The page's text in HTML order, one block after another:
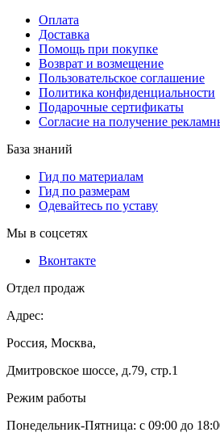
Оплата
Доставка
Помощь при покупке
Возврат и возмещение
Пользовательское соглашение
Политика конфиденциальности
Подарочные сертификаты
Согласие на получение
База знаний
Гид по материалам
Гид по размерам
Одевайтесь по уставу
Мы в соцсетях
Вконтакте
Отдел продаж
Адрес:
Россия, Москва,
Дмитровское шоссе, д.79, стр.1
Режим работы
Понедельник-Пятница: с 09:00 до